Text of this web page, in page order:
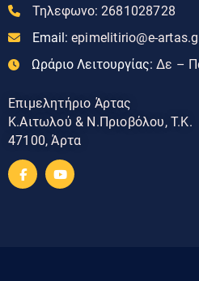
Τηλεφωνο: 2681028728
Email: epimelitirio@e-
Ωράριο Λειτουργίας: Δε –
Επιμελητήριο Άρτας
Κ.Αιτωλού & Ν.Πριοβόλου, Τ.Κ.
47100, Άρτα